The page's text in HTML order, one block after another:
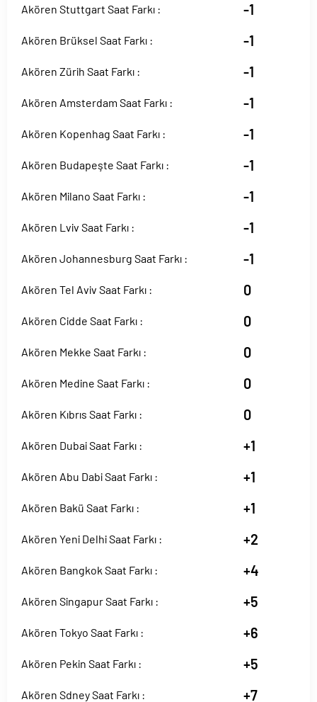
Akören Stuttgart Saat Farkı : -1
Akören Brüksel Saat Farkı : -1
Akören Zürih Saat Farkı : -1
Akören Amsterdam Saat Farkı : -1
Akören Kopenhag Saat Farkı : -1
Akören Budapeşte Saat Farkı : -1
Akören Milano Saat Farkı : -1
Akören Lviv Saat Farkı : -1
Akören Johannesburg Saat Farkı : -1
Akören Tel Aviv Saat Farkı : 0
Akören Cidde Saat Farkı : 0
Akören Mekke Saat Farkı : 0
Akören Medine Saat Farkı : 0
Akören Kıbrıs Saat Farkı : 0
Akören Dubai Saat Farkı : +1
Akören Abu Dabi Saat Farkı : +1
Akören Bakü Saat Farkı : +1
Akören Yeni Delhi Saat Farkı : +2
Akören Bangkok Saat Farkı : +4
Akören Singapur Saat Farkı : +5
Akören Tokyo Saat Farkı : +6
Akören Pekin Saat Farkı : +5
Akören Sdney Saat Farkı : +7